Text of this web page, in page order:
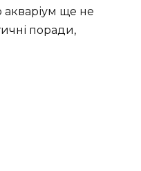
акваріум ще не
поради,